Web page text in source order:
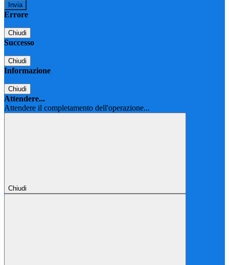
Errore
Chiudi
Successo
Chiudi
Informazione
Chiudi
Attendere...
Attendere il completamento dell'operazione...
Chiudi